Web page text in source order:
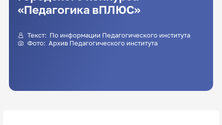
«Педагогика вПЛЮС»
Текст: По информации Педагогического института
Фото: Архив Педагогического института